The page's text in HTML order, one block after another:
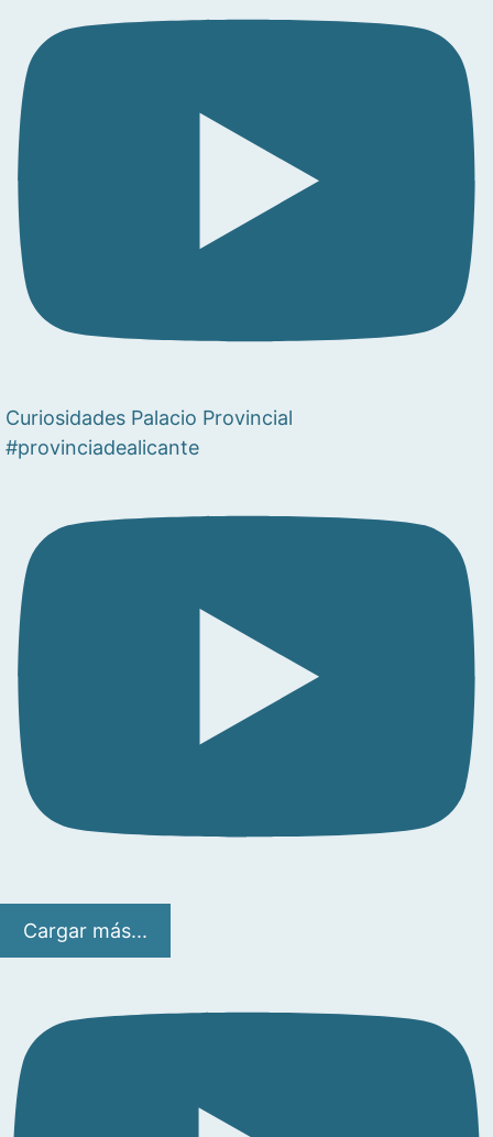
Curiosidades Palacio Provincial
#provinciadealicante
Cargar más...